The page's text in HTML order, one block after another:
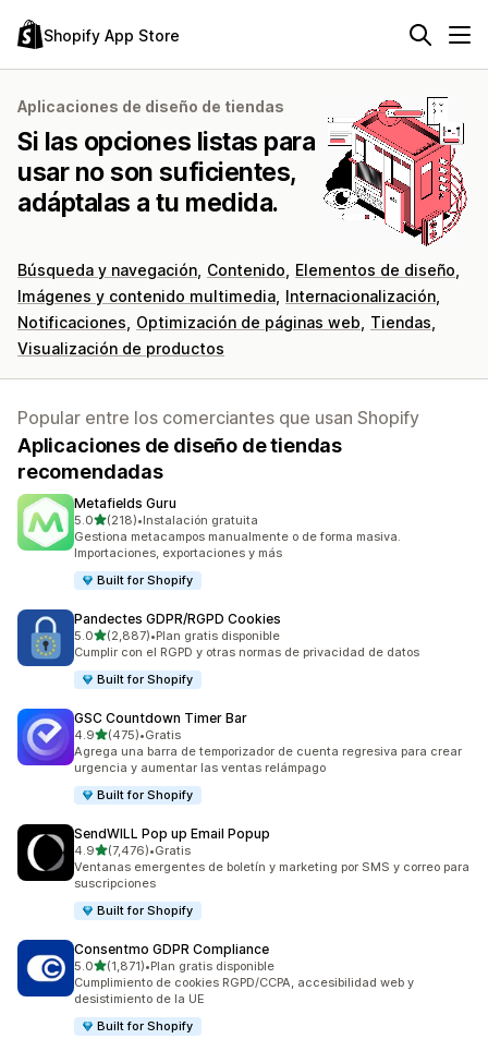
Shopify App Store
Aplicaciones de diseño de tiendas
Si las opciones listas para
usar no son suficientes,
adáptalas a tu medida.
Búsqueda y navegación Contenido
Elementos de diseño
Imágenes y contenido multimedia Internacionalización
Notificaciones
Optimización de páginas web
Tiendas
Visualización de productos
Popular entre los comerciantes que usan Shopify
Aplicaciones de diseño de tiendas
recomendadas
Metafields Guru
5.0de 5 estrellas
(218)
218 reseñas en total
•Instalación gratuita
Gestiona metacampos manualmente o de forma masiva.
Importaciones, exportaciones y más
Built for Shopify
Pandectes GDPR/RGPD Cookies
5.0de 5 estrellas
(2,887)
2887 reseñas en total
•Plan gratis disponible
Cumplir con el RGPD y otras normas de privacidad de datos
Built for Shopify
GSC Countdown Timer Bar
4.9de 5 estrellas
(475)
475 reseñas en total
•Gratis
Agrega una barra de temporizador de cuenta regresiva para crear
urgencia y aumentar las ventas relámpago
Built for Shopify
SendWILL Pop up Email Popup
4.9de 5 estrellas
(7,476)
7476 reseñas en total
•Gratis
Ventanas emergentes de boletín y marketing por SMS y correo para
suscripciones
Built for Shopify
Consentmo GDPR Compliance
5.0de 5 estrellas
(1,871)
1871 reseñas en total
•Plan gratis disponible
Cumplimiento de cookies RGPD/CCPA, accesibilidad web y
desistimiento de la UE
Built for Shopify